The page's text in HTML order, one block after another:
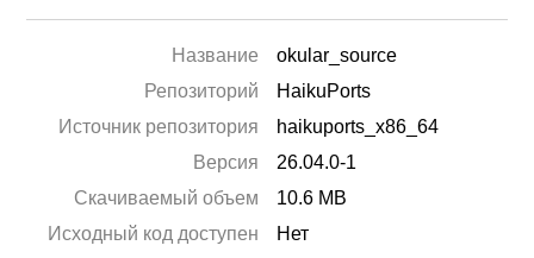
Название
okular_source
Репозиторий
HaikuPorts
Источник репозитория
haikuports_x86_64
Версия
26.04.0-1
Скачиваемый объем
10.6 MB
Исходный код доступен
Нет